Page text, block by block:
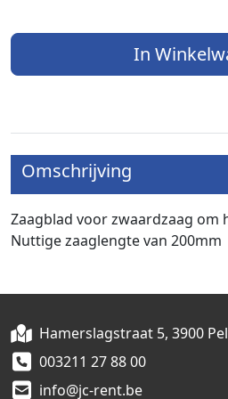
In
Omschrijving
Zaagblad voor zwaardzaag om
Nuttige zaaglengte van 200mm
Hamerslagstraat 5, 3900
003211 27 88 00
info@jc-rent.be